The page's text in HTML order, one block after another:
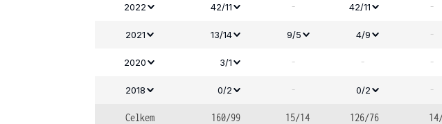
2022 42/11 - 42/11 -
2021 13/14 9/5 4/9 -
2020 3/1 - - -
2018 0/2 - 0/2 -
Celkem 160/99 15/14 126/76